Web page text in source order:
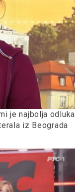
je najbolja odluka
iz Beograda